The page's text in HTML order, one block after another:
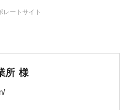
レートサイト
所 様